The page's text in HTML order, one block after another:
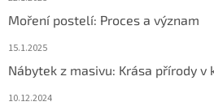
Moření postelí: Proces a význam
15.1.2025
Nábytek z masivu: Krása přírody v
10.12.2024